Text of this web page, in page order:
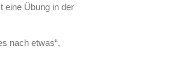
eine Übung in der
nach etwas“,